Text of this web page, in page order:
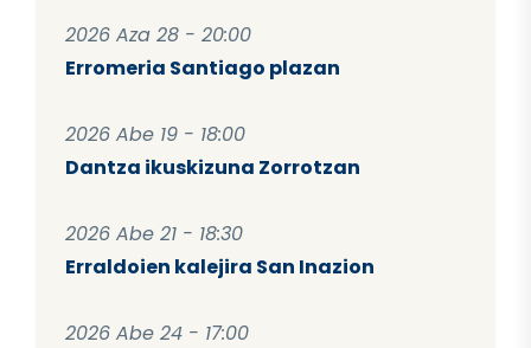
2026 Aza 28 - 20:00
Erromeria Santiago plazan
2026 Abe 19 - 18:00
Dantza ikuskizuna Zorrotzan
2026 Abe 21 - 18:30
Erraldoien kalejira San Inazion
2026 Abe 24 - 17:00